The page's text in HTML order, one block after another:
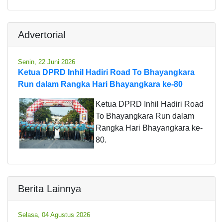
Advertorial
Senin, 22 Juni 2026
Ketua DPRD Inhil Hadiri Road To Bhayangkara
Run dalam Rangka Hari Bhayangkara ke-80
Ketua DPRD Inhil Hadiri Road
To Bhayangkara Run dalam
Rangka Hari Bhayangkara ke-
80.
Berita Lainnya
Selasa, 04 Agustus 2026